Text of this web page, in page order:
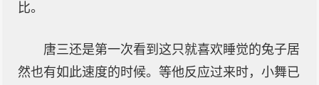
比。
唐三还是第一次看到这只就喜欢睡觉的兔子居
然也有如此速度的时候。等他反应过来时，小舞已